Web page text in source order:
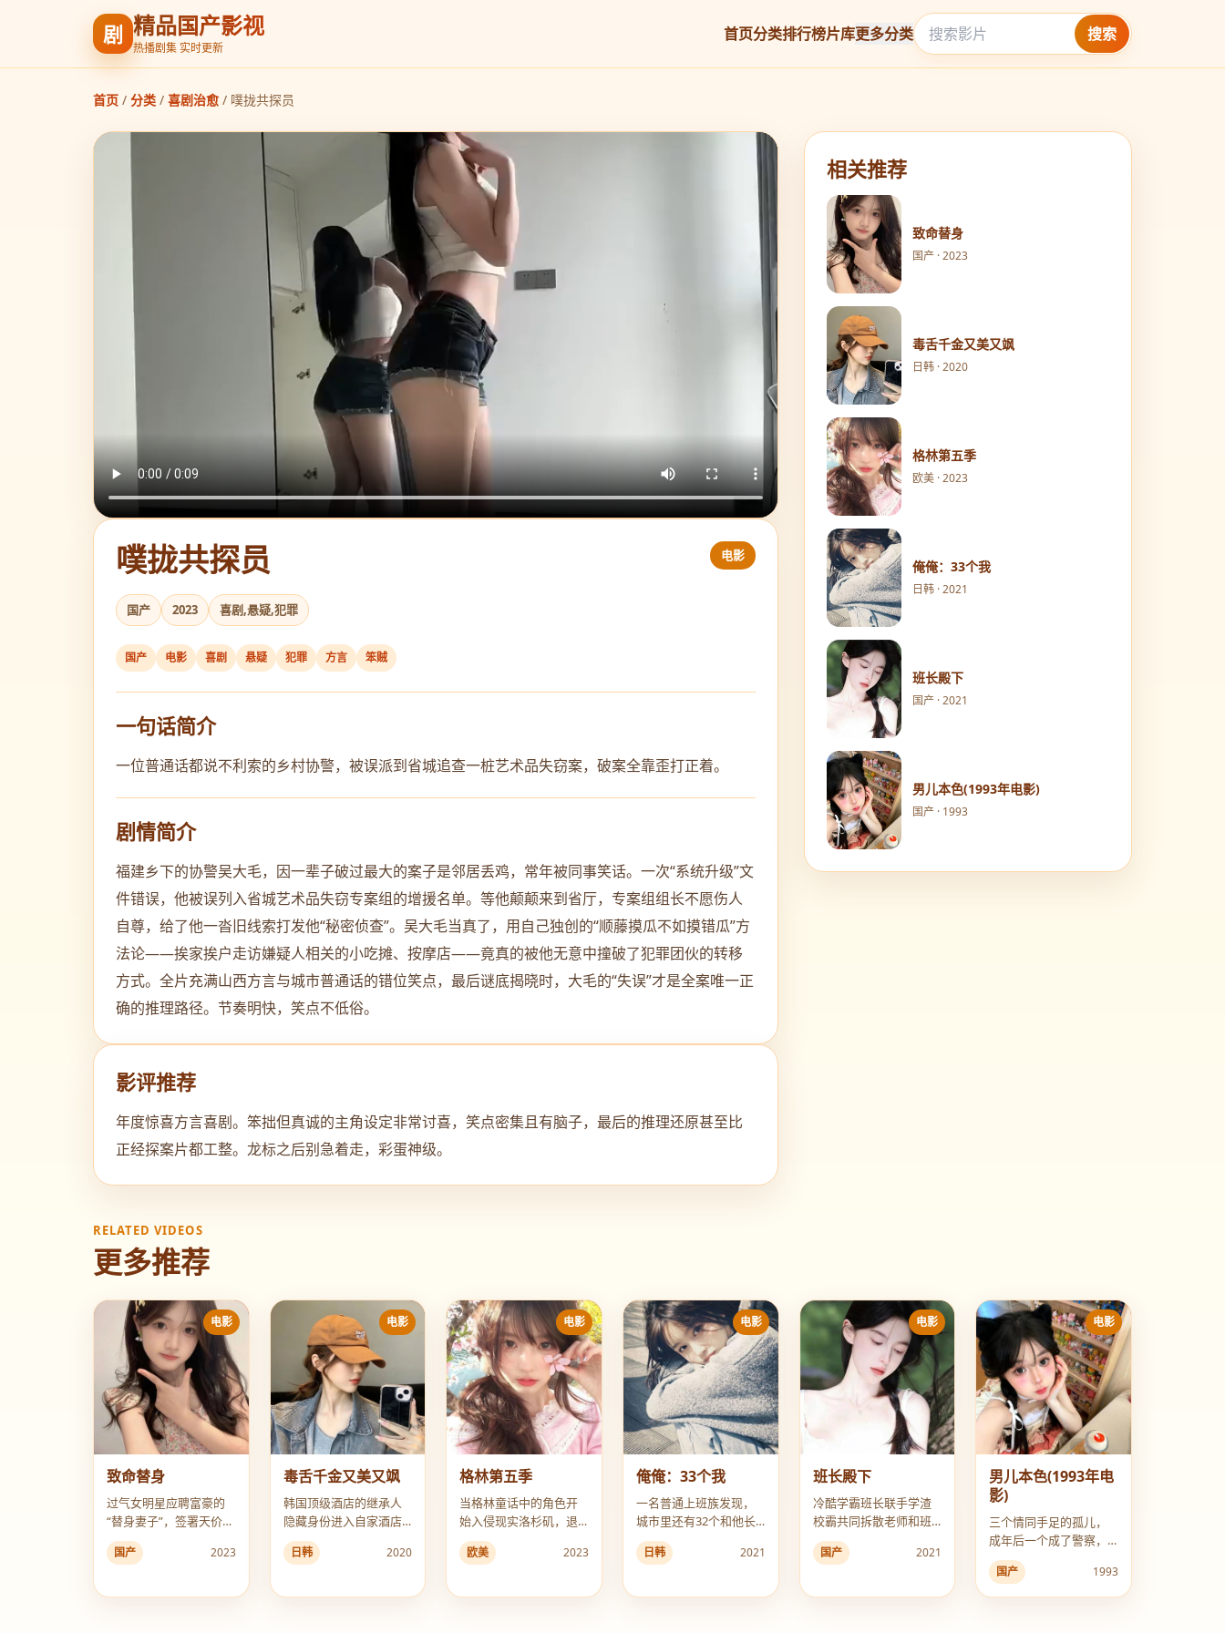
剧 精品国产影视
热播剧集 实时更新
首页分类排行榜片库更多分类 搜索
首页 / 分类 / 喜剧治愈 / 噗拢共探员
噗拢共探员 电影
国产 2023 喜剧,悬疑,犯罪
国产 电影 喜剧 悬疑 犯罪 方言 笨贼
一句话简介
一位普通话都说不利索的乡村协警，被误派到省城追查一桩艺术品失窃案，破案全靠歪打正着。
剧情简介
福建乡下的协警吴大毛，因一辈子破过最大的案子是邻居丢鸡，常年被同事笑话。一次“系统升级”文
件错误，他被误列入省城艺术品失窃专案组的增援名单。等他颠颠来到省厅，专案组组长不愿伤人
自尊，给了他一沓旧线索打发他“秘密侦查”。吴大毛当真了，用自己独创的“顺藤摸瓜不如摸错瓜”方
法论——挨家挨户走访嫌疑人相关的小吃摊、按摩店——竟真的被他无意中撞破了犯罪团伙的转移
方式。全片充满山西方言与城市普通话的错位笑点，最后谜底揭晓时，大毛的“失误”才是全案唯一正
确的推理路径。节奏明快，笑点不低俗。
影评推荐
年度惊喜方言喜剧。笨拙但真诚的主角设定非常讨喜，笑点密集且有脑子，最后的推理还原甚至比
正经探案片都工整。龙标之后别急着走，彩蛋神级。
相关推荐
致命替身
国产 · 2023
毒舌千金又美又飒
日韩 · 2020
格林第五季
欧美 · 2023
俺俺：33个我
日韩 · 2021
班长殿下
国产 · 2021
男儿本色(1993年电影)
国产 · 1993
RELATED VIDEOS
更多推荐
电影
致命替身
过气女明星应聘富豪的
“替身妻子”，签署天价协
议后，才发现自己正在
被整容成已死之人的样
国产 2023
电影
毒舌千金又美又飒
韩国顶级酒店的继承人
隐藏身份进入自家酒店
做前台，用嘴炮治服了
所有刁蛮客人，却意外
看穿。
日韩 2020
电影
格林第五季
当格林童话中的角色开
始入侵现实洛杉矶，退
休警探不得不重拾猎人
之刃。
欧美 2023
电影
俺俺：33个我
一名普通上班族发现，
城市里还有32个和他长
得一模一样的人，而且
正在互相残杀。
日韩 2021
电影
班长殿下
冷酷学霸班长联手学渣
校霸共同拆散老师和班
主任的“黄昏恋”。
国产 2021
电影
男儿本色(1993年电
影)
三个情同手足的孤儿，
成年后一个成了警察，
一个成了悍匪，一个游
走黑白之间，上演宿命
的对决。
国产 1993